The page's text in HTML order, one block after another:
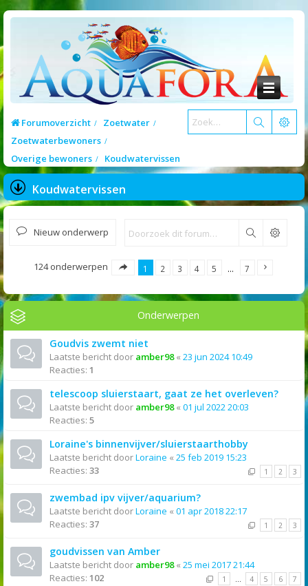
Forumoverzicht
Zoetwater
Zoetwaterbewoners
Overige bewoners
Koudwatervissen
Koudwatervissen
Nieuw onderwerp Zoek
124 onderwerpen 1 2 3 4 5 … 7
Onderwerpen
Goudvis zwemt niet
Laatste bericht door amber98« 23 jun 2024 10:49
Reacties: 1
telescoop sluierstaart, gaat ze het overleven?
Laatste bericht door amber98« 01 jul 2022 20:03
Reacties: 5
Loraine's binnenvijver/sluierstaarthobby
Laatste bericht doorLoraine « 25 feb 2019 15:23
Reacties: 33 1 2 3
zwembad ipv vijver/aquarium?
Laatste bericht doorLoraine « 01 apr 2018 22:17
Reacties: 37 1 2 3
goudvissen van Amber
Laatste bericht door amber98« 25 mei 2017 21:44
Reacties: 102 1 … 4 5 6 7